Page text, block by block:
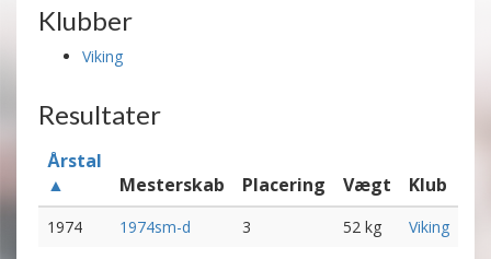
Klubber
Viking
Resultater
Årstal
▲
Mesterskab Placering Vægt Klub
1974 1974sm-d 3 52 kg Viking